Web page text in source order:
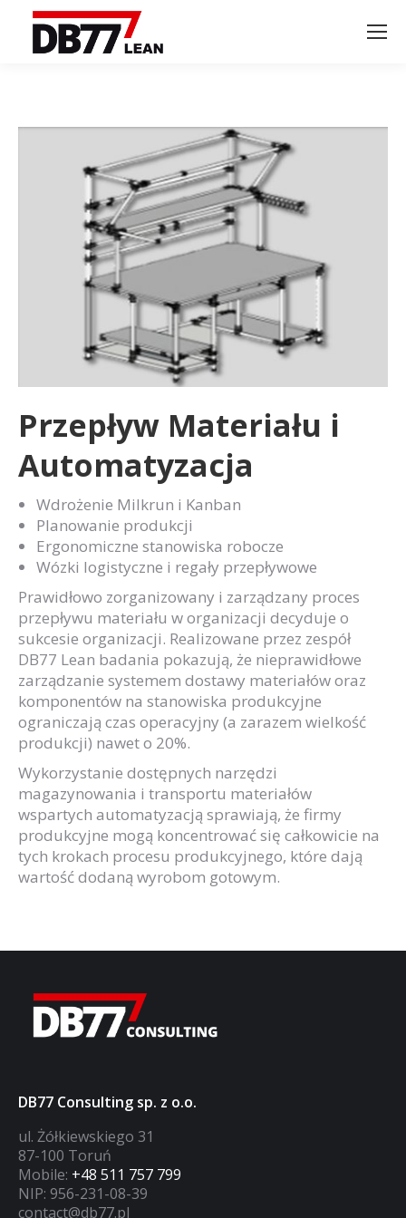
Przepływ Materiału i
Automatyzacja
Wdrożenie Milkrun i Kanban
Planowanie produkcji
Ergonomiczne stanowiska robocze
Wózki logistyczne i regały przepływowe
Prawidłowo zorganizowany i zarządzany proces
przepływu materiału w organizacji decyduje o
sukcesie organizacji. Realizowane przez zespół
DB77 Lean badania pokazują, że nieprawidłowe
zarządzanie systemem dostawy materiałów oraz
komponentów na stanowiska produkcyjne
ograniczają czas operacyjny (a zarazem wielkość
produkcji) nawet o 20%.
Wykorzystanie dostępnych narzędzi
magazynowania i transportu materiałów
wspartych automatyzacją sprawiają, że firmy
produkcyjne mogą koncentrować się całkowicie na
tych krokach procesu produkcyjnego, które dają
wartość dodaną wyrobom gotowym.
DB77 Consulting sp. z o.o.
ul. Żółkiewskiego 31
87-100 Toruń
Mobile: +48 511 757 799
NIP: 956-231-08-39
contact@db77.pl